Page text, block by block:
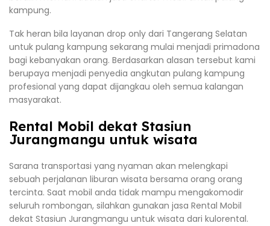
kampung.
Tak heran bila layanan drop only dari Tangerang Selatan
untuk pulang kampung sekarang mulai menjadi primadona
bagi kebanyakan orang. Berdasarkan alasan tersebut kami
berupaya menjadi penyedia angkutan pulang kampung
profesional yang dapat dijangkau oleh semua kalangan
masyarakat.
Rental Mobil dekat Stasiun
Jurangmangu untuk wisata
Sarana transportasi yang nyaman akan melengkapi
sebuah perjalanan liburan wisata bersama orang orang
tercinta. Saat mobil anda tidak mampu mengakomodir
seluruh rombongan, silahkan gunakan jasa Rental Mobil
dekat Stasiun Jurangmangu untuk wisata dari kulorental.